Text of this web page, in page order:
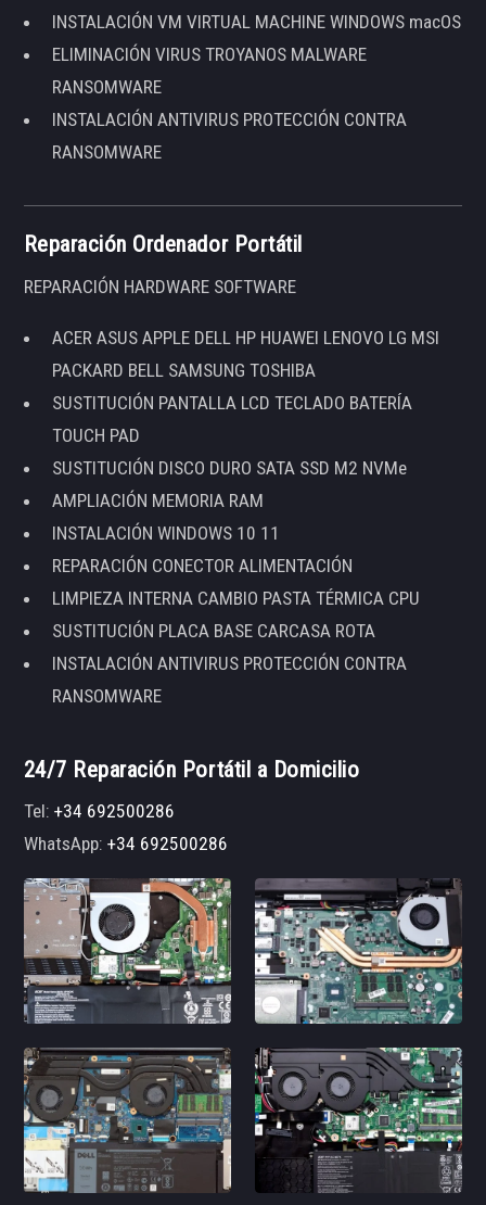
INSTALACIÓN VM VIRTUAL MACHINE WINDOWS macOS
ELIMINACIÓN VIRUS TROYANOS MALWARE
RANSOMWARE
INSTALACIÓN ANTIVIRUS PROTECCIÓN CONTRA
RANSOMWARE
Reparación Ordenador Portátil
REPARACIÓN HARDWARE SOFTWARE
ACER ASUS APPLE DELL HP HUAWEI LENOVO LG MSI
PACKARD BELL SAMSUNG TOSHIBA
SUSTITUCIÓN PANTALLA LCD TECLADO BATERÍA
TOUCH PAD
SUSTITUCIÓN DISCO DURO SATA SSD M2 NVMe
AMPLIACIÓN MEMORIA RAM
INSTALACIÓN WINDOWS 10 11
REPARACIÓN CONECTOR ALIMENTACIÓN
LIMPIEZA INTERNA CAMBIO PASTA TÉRMICA CPU
SUSTITUCIÓN PLACA BASE CARCASA ROTA
INSTALACIÓN ANTIVIRUS PROTECCIÓN CONTRA
RANSOMWARE
24/7 Reparación Portátil a Domicilio
Tel:+34 692500286
WhatsApp:+34 692500286